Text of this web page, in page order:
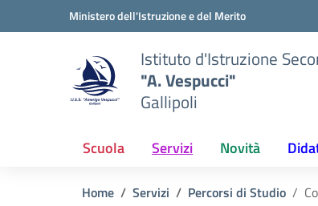
Vai ai contenuti
Vai al menu di navigazioneMinistero dell'Istruzione e del Merito
Istituto d'Istruzione
"A. Vespucci"
Gallipoli
Scuola Servizi Novità
Home Servizi Percorsi di Studio